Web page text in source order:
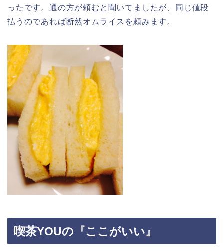
ったです。通の方が頼むと聞いてましたが、同じ値段
払うのであれば断然オムライスを頼みます。
喫茶YOUの『ここがいい』